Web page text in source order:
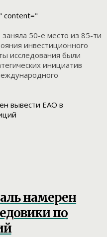
content="
50-е место из 85-ти
инвестиционного
исследования были
инициатив
намерен
по